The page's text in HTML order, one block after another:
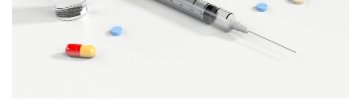
PRAKTIJKZAKEN
TARIEVEN